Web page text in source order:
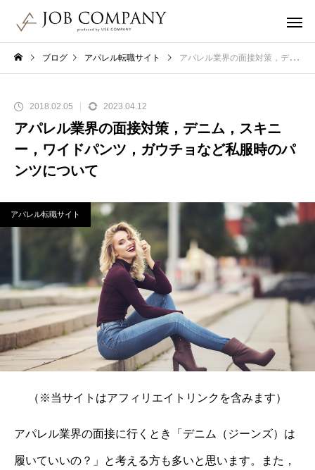
ブログ アパレル転職サイト アパレル業界の面接対策，デニム，スキニー，ワイドパンツ，ガウチョなど私服時のパンツについて
2018.02.05 2023.04.12
アパレル業界の面接対策，デニム，スキニ
ー，ワイドパンツ，ガウチョなど私服時のパ
ンツについて
アパレル転職サイト
（※当サイトはアフィリエイトリンクを含みます）
アパレル業界の面接に行くとき「デニム（ジーンズ）は
履いていいの？」と考える方も多いと思います。また，